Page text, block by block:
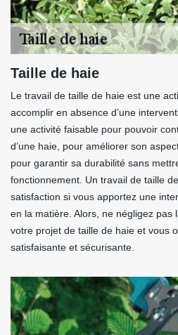
Taille de haie
Le travail de taille de haie est une
accomplir en absence d’une
une activité faisable pour pouvoir
d’une haie, pour améliorer son
pour garantir sa durabilité sans
fonctionnement. Un travail de taille
satisfaction si vous apportez une
en la matière. Alors, ne négligez pas
votre projet de taille de haie et vous
satisfaisante et sécurisante.